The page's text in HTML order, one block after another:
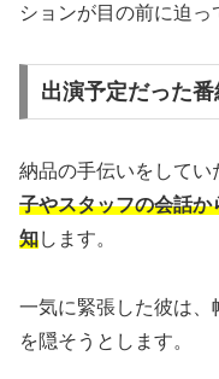
ションが目の前に迫っ
出演予定だった
納品の手伝いをしてい
子やスタッフの会話
知します。
一気に緊張した彼は
を隠そうとします。